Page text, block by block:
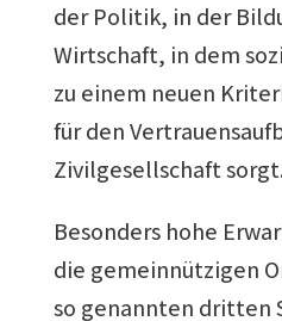
der Politik, in der
Wirtschaft, in dem
zu einem neuen
für den
Zivilgesellschaft sorgt.
Besonders hohe
die gemeinnützigen
so genannten dritten